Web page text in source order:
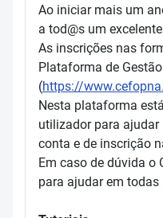
Ao iniciar mais um
a tod@s um
As inscrições nas
Plataforma de
(https://
Nesta plataforma
utilizador para ajudar
conta e de inscrição
Em caso de dúvida o
para ajudar em